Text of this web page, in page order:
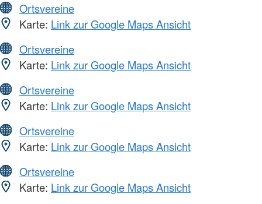
Ortsvereine
Karte: Link zur Google Maps Ansicht
Ortsvereine
Karte: Link zur Google Maps Ansicht
Ortsvereine
Karte: Link zur Google Maps Ansicht
Ortsvereine
Karte: Link zur Google Maps Ansicht
Ortsvereine
Karte: Link zur Google Maps Ansicht